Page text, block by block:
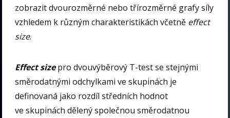
zobrazit dvourozměrné nebo třírozměrné grafy síly
vzhledem k různým charakteristikách včetně effect
size.
Effect sizepro dvouvýběrový T-test se stejnými
směrodatnými odchylkami ve skupinách je
definovaná jako rozdíl středních hodnot
ve skupinách dělený společnou směrodatnou